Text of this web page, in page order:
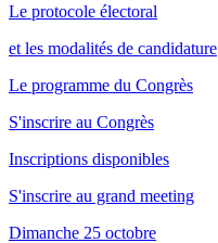
Le protocole électoral
et les modalités de candidature
Le programme du Congrès
S'inscrire au Congrès
Inscriptions disponibles
S'inscrire au grand meeting
Dimanche 25 octobre